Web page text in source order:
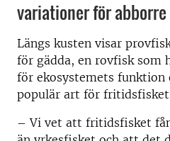
variationer för abborre
Längs kusten visar
för gädda, en rovfisk som
för ekosystemets funktion
populär art för
– Vi vet att fritidsfisket